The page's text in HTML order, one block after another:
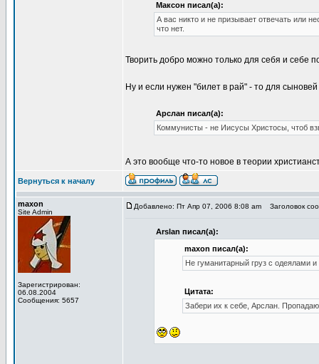
Максон писал(а):
А вас никто и не призывает отвечать или
что нет.
Творить добро можно только для себя и себе
Ну и если нужен "билет в рай" - то для
Арслан писал(а):
Коммунисты - не Иисусы Христосы, чтоб
А это вообще что-то новое в теории
Вернуться к началу
maxon
Site Admin
Зарегистрирован:
06.08.2004
Сообщения: 5657
Добавлено: Пт Апр 07, 2006 8:08 am Заголовок
Arslan писал(а):
maxon писал(а):
Не гуманитарный груз с одеялами
Цитата:
Забери их к себе, Арслан.